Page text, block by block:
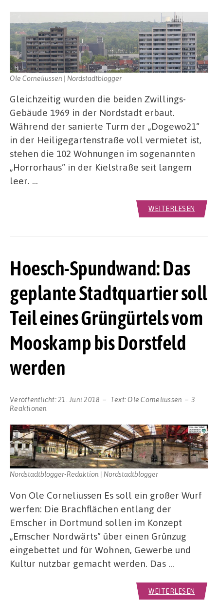
Ole Corneliussen | Nordstadtblogger
Gleichzeitig wurden die beiden Zwillings-
Gebäude 1969 in der Nordstadt erbaut.
Während der sanierte Turm der „Dogewo21“
in der Heiligegartenstraße voll vermietet ist,
stehen die 102 Wohnungen im sogenannten
„Horrorhaus“ in der Kielstraße seit langem
leer. …
WEITERLESEN
Hoesch-Spundwand: Das
geplante Stadtquartier soll
Teil eines Grüngürtels vom
Mooskamp bis Dorstfeld
werden
Veröffentlicht:21. Juni 2018 Text:Ole Corneliussen
3
Reaktionen
Nordstadtblogger-Redaktion | Nordstadtblogger
Von Ole Corneliussen Es soll ein großer Wurf
werfen: Die Brachflächen entlang der
Emscher in Dortmund sollen im Konzept
„Emscher Nordwärts“ über einen Grünzug
eingebettet und für Wohnen, Gewerbe und
Kultur nutzbar gemacht werden. Das …
WEITERLESEN